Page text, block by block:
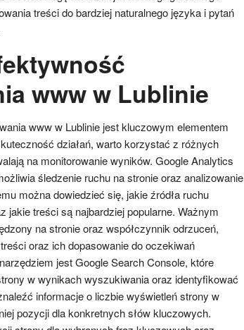
treści do bardziej naturalnego języka i pytań
www w Lublinie
www w Lublinie jest kluczowym elementem
działań, warto korzystać z różnych
na monitorowanie wyników. Google Analytics
śledzenie ruchu na stronie oraz analizowanie
można dowiedzieć się, jakie źródła ruchu
jakie treści są najbardziej popularne. Ważnym
na stronie oraz współczynnik odrzuceń,
oraz ich dopasowanie do oczekiwań
jest Google Search Console, które
w wynikach wyszukiwania oraz identyfikować
informacje o liczbie wyświetleń strony w
pozycji dla konkretnych słów kluczowych.